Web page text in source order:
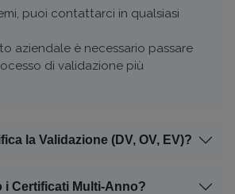
puoi contattarci in qualsiasi
aziendale è necessario passare
di validazione più
la Validazione (DV, OV, EV)?
i Certificati Multi-Anno?